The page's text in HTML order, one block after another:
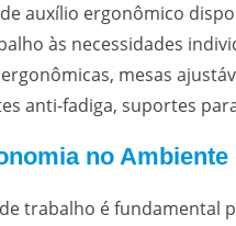
auxílio ergonômico
às necessidades
mesas
anti-fadiga, suportes
no Ambiente
trabalho é fundamental